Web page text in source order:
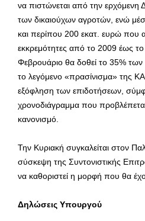
να πιστώνεται από την ερχόμενη
των δικαιούχων αγροτών, ενώ
και περίπου 200 εκατ. ευρώ που
εκκρεμότητες από το 2009 έως
Φεβρουάριο θα δοθεί το 35% των
το λεγόμενο «πρασίνισμα» της
εξόφληση των επιδοτήσεων,
χρονοδιάγραμμα που
κανονισμό.
Την Κυριακή συγκαλείται στον
σύσκεψη της Συντονιστικής
να καθοριστεί η μορφή που θα
Δηλώσεις Υπουργού